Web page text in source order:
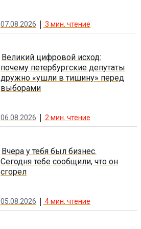
07.08.2026 3 мин. чтение
Великий цифровой исход:
почему петербургские депутаты
дружно «ушли в тишину» перед
выборами
06.08.2026 2мин. чтение
Вчера у тебя был бизнес.
Сегодня тебе сообщили, что он
сгорел
05.08.2026 4мин. чтение